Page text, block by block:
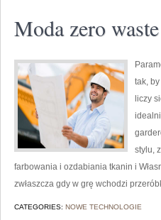
Moda zero waste
tak,
liczy
stylu,
farbowania i ozdabiania tkanin i
zwłaszcza gdy w grę wchodzi
CATEGORIES: NOWE TECHNOLOGIE